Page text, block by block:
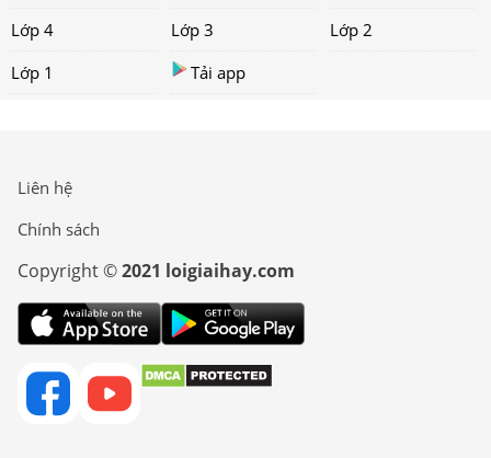
Lớp 4
Lớp 3
Lớp 2
Lớp 1
Tải app
Liên hệ
Chính sách
Copyright ©2021 loigiaihay.com